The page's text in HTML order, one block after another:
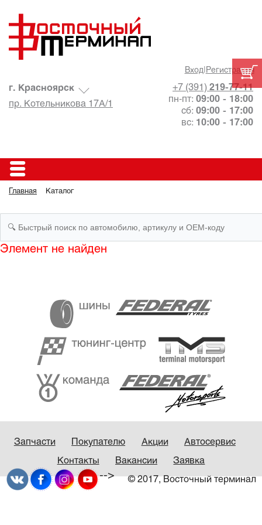
Вход| Регистрация
+7 (391) 219-77-11
пн-пт: 09:00 - 18:00
сб: 09:00 - 17:00
вс: 10:00 - 17:00
г. Красноярск
пр. Котельникова 17А/1
Главная Каталог
Элемент не найден
Запчасти Покупателю Акции Автосервис
Контакты Вакансии Заявка
© 2017, Восточный терминал
-->